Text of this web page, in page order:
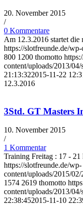
20. November 2015
/
0 Kommentare
Am 12.3.2016 startet
https://slotfreunde.de/
800 1200 thomotto
content/uploads/2013/
21:13:322015-11-22
12.3.2016
3Std. GT Masters
10. November 2015
/
1 Kommentar
Training Freitag : 17 -
https://slotfreunde.de/wp-
content/uploads/2015/
1574 2619 thomotto
content/uploads/2013/
22:38:452015-11-10